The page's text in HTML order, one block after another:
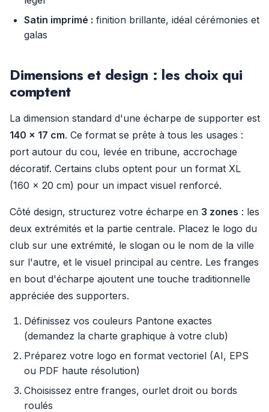
Satin imprimé : finition brillante, idéal cérémonies et
galas
Dimensions et design : les choix qui
comptent
La dimension standard d'une écharpe de supporter est
140 × 17 cm. Ce format se prête à tous les usages :
port autour du cou, levée en tribune, accrochage
décoratif. Certains clubs optent pour un format XL
(160 × 20 cm) pour un impact visuel renforcé.
Côté design, structurez votre écharpe en 3 zones : les
deux extrémités et la partie centrale. Placez le logo du
club sur une extrémité, le slogan ou le nom de la ville
sur l'autre, et le visuel principal au centre. Les franges
en bout d'écharpe ajoutent une touche traditionnelle
appréciée des supporters.
Définissez vos couleurs Pantone exactes
(demandez la charte graphique à votre club)
Préparez votre logo en format vectoriel (AI, EPS
ou PDF haute résolution)
Choisissez entre franges, ourlet droit ou bords
roulés